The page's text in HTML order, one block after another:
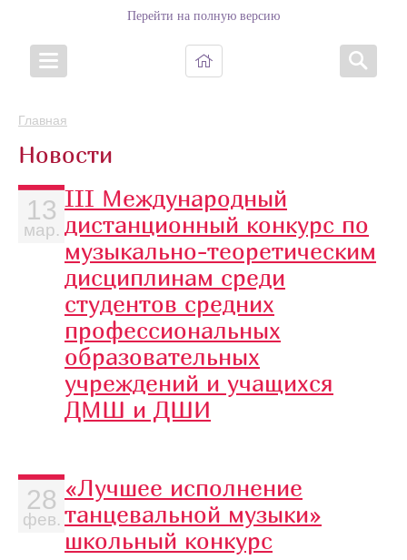
Перейти на полную версию
Главная
Новости
13
мар.
III Международный
дистанционный конкурс по
музыкально-теоретическим
дисциплинам среди
студентов средних
профессиональных
образовательных
учреждений и учащихся
ДМШ и ДШИ
28
фев.
«Лучшее исполнение
танцевальной музыки»
школьный конкурс